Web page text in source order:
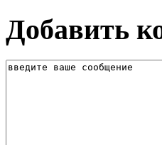
Добавить